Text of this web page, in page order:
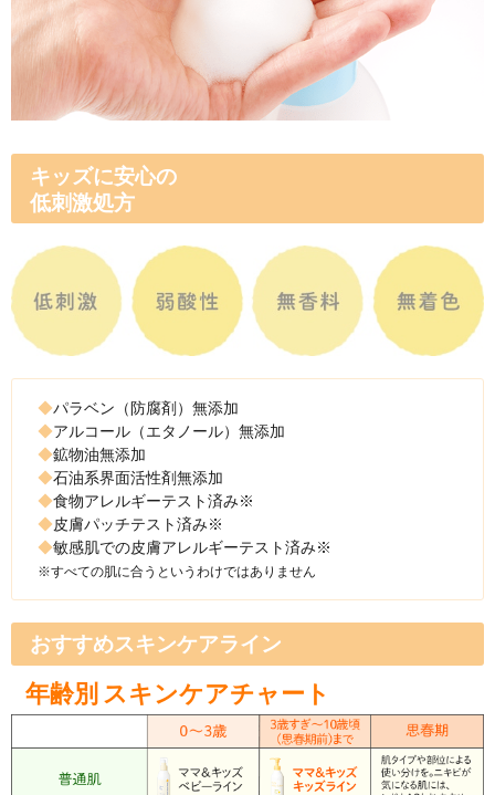
「ママ＆キッズ」は皮膚科専
てすぐの赤ちゃんや肌が敏感
こだわりました。
◆キッズはもちろん大人にも
◆ ベビーにも使えますが、
ビーラインがよりオススメで
子どもの頭皮と髪の状
考慮した厳選成分を配